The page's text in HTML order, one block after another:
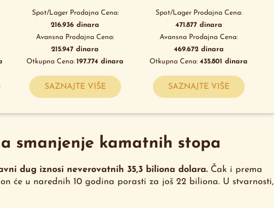
Spot/Lager Prodajna Cena:
216.936dinara
Avansna Prodajna Cena:
215.947dinara
Otkupna Cena: 197.774dinara
SAZNAJTE VIŠE
Spot/Lager Prodajna Cena:
471.877 dinara
Avansna Prodajna Cena:
469.672 dinara
Otkupna Cena: 435.801dinara
SAZNAJTE VIŠE
smanjenje kamatnih stopa
dug iznosi neverovatnih 35,3 biliona dolara. Čak i prema
će u narednih 10 godina porasti za još 22 biliona. U stvarnosti,